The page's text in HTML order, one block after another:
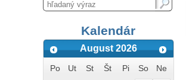
Kalendár
August 2026
Po Ut St Št Pi So
Ne